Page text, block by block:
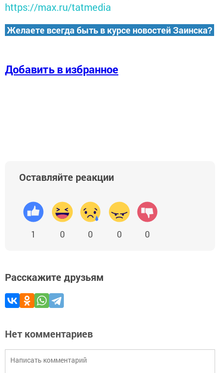
https://max.ru/tatmedia
Желаете всегда быть в курсе новостей Заинска?
Добавить в избранное
Оставляйте реакции
1 0 0 0 0
Расскажите друзьям
Нет комментариев